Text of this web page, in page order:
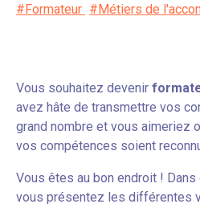
#Formateur #Métiers de
Vous souhaitez devenir
avez hâte de transmettre vos
grand nombre et vous aimeriez
vos compétences soient
Vous êtes au bon endroit !
vous présentez les différentes